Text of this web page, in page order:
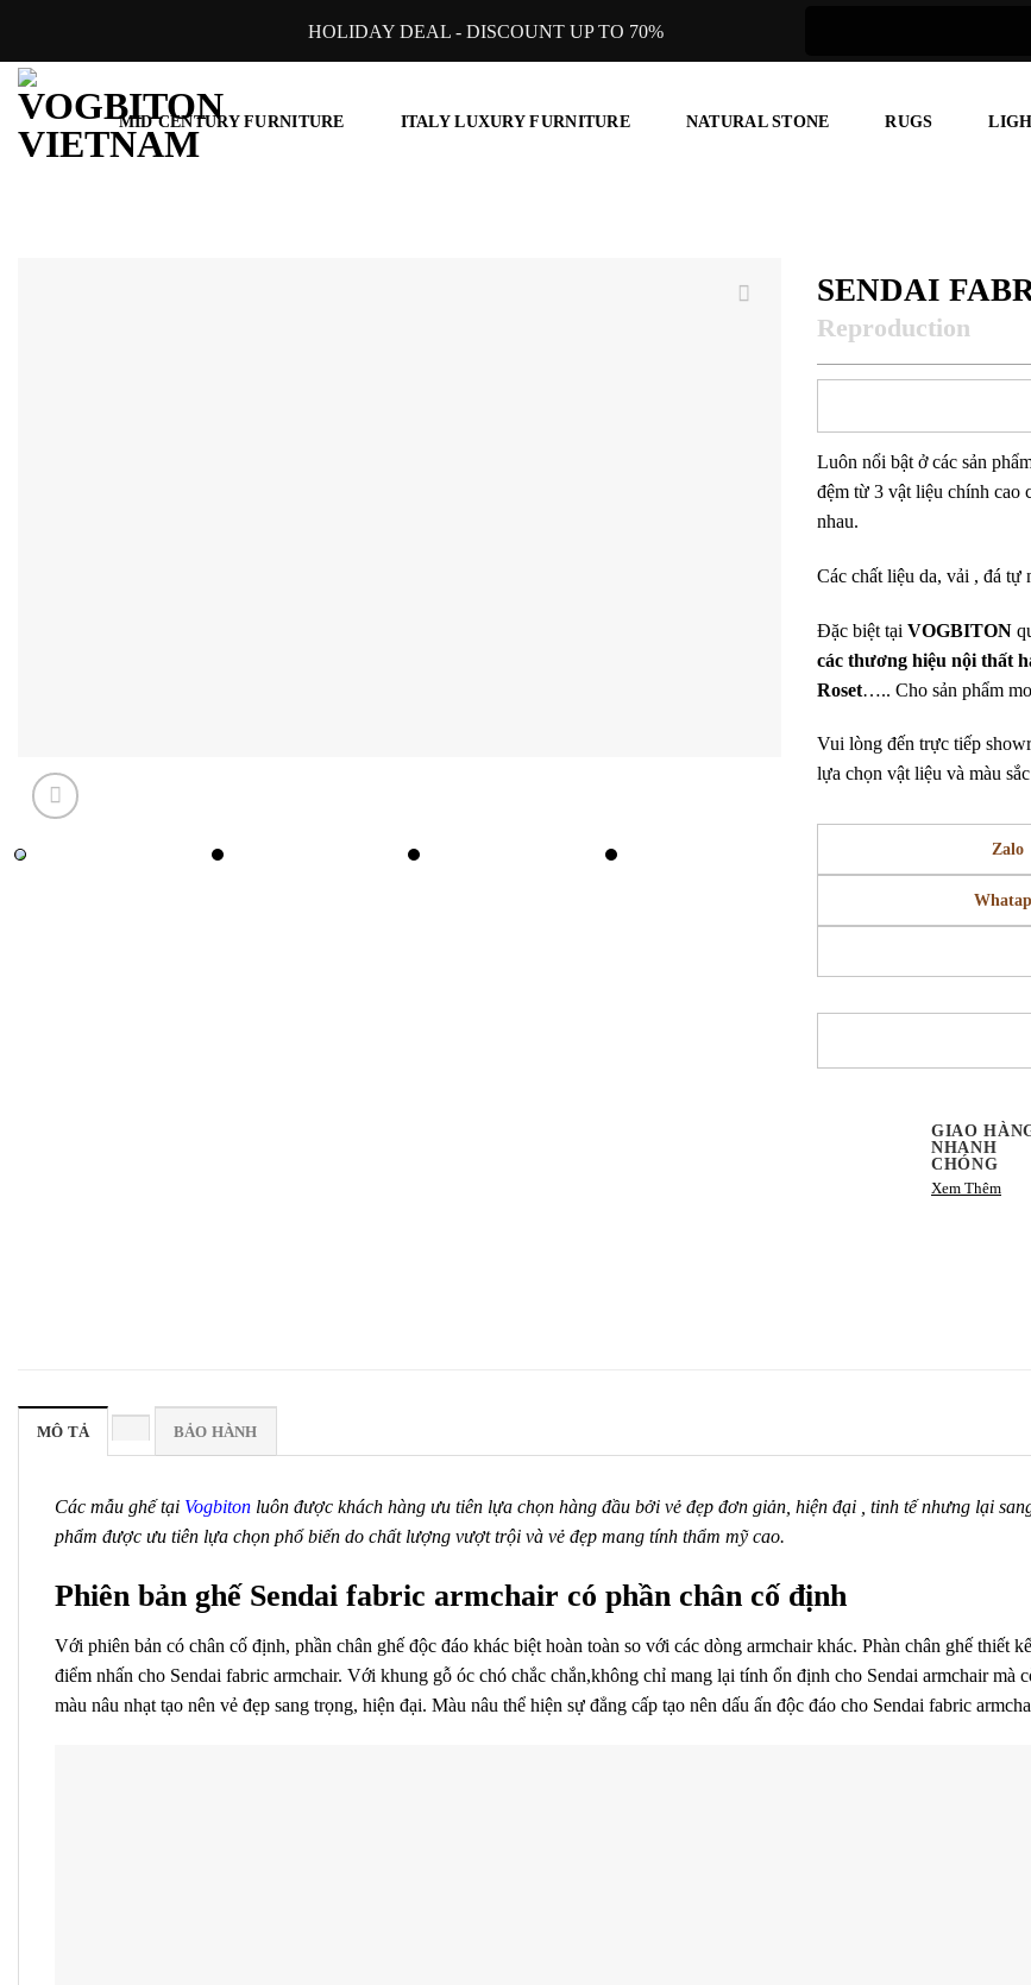
content
HOLIDAY DEAL - DISCOUNT UP TO 70%
MID CENTURY FURNITURE ITALY LUXURY FURNITURE NATURAL STONE RUGS
SENDAI
Luôn nổi bật ở các sản
đệm từ 3 vật liệu chính cao
nhau.
Các chất liệu da, vải , đá tự
Đặc biệt tại VOGBITON
các thương hiệu nội thất
Roset….. Cho sản phẩm
Vui lòng đến trực tiếp
lựa chọn vật liệu và màu
Zalo
GIAO
NHANH
CHÓNG
Xem Thêm
MÔ TẢ BẢO HÀNH
Các mẫu ghế tại Vogbiton luôn được khách hàng ưu tiên lựa chọn hàng đầu bởi vẻ đẹp đơn giản, hiện đại , tinh tế nhưng lại
phẩm được ưu tiên lựa chọn phổ biến do chất lượng vượt trội và vẻ đẹp mang tính thẩm mỹ cao.
Phiên bản ghế Sendai fabric armchair có phần chân cố định
Với phiên bản có chân cố định, phần chân ghế độc đáo khác biệt hoàn toàn so với các dòng armchair khác. Phàn chân ghế thiết
điểm nhấn cho Sendai fabric armchair. Với khung gỗ óc chó chắc chắn,không chỉ mang lại tính ổn định cho Sendai armchair
màu nâu nhạt tạo nên vẻ đẹp sang trọng, hiện đại. Màu nâu thể hiện sự đẳng cấp tạo nên dấu ấn độc đáo cho Sendai fabric